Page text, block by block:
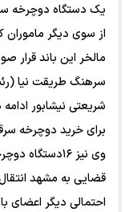
یک دستگاه دوچرخه
از سوی دیگر
مالخر این باند قرار
سرهنگ طریقت نیا
شریعتی نیشابور ادامه
برای خرید دوچرخه
وی نیز
قضایی به مشهد
احتمالی دیگر اعضای